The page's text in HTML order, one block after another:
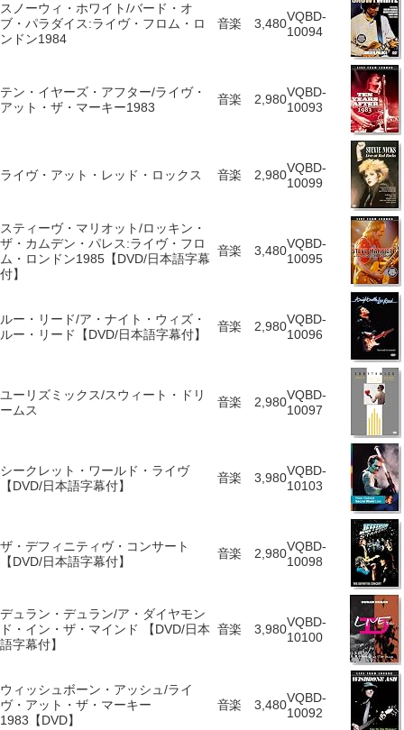
スノーウィ・ホワイト/バード・オ
ブ・パラダイス:ライヴ・フロム・ロ
ンドン1984
音楽 3,480VQBD-
10094
テン・イヤーズ・アフター/ライヴ・
アット・ザ・マーキー1983
音楽 2,980VQBD-
10093
ライヴ・アット・レッド・ロックス 音楽 2,980VQBD-
10099
スティーヴ・マリオット/ロッキン・
ザ・カムデン・パレス:ライヴ・フロ
ム・ロンドン1985【DVD/日本語字幕
付】
音楽 3,480VQBD-
10095
ルー・リード/ア・ナイト・ウィズ・
ルー・リード【DVD/日本語字幕付】
音楽 2,980VQBD-
10096
ユーリズミックス/スウィート・ドリ
ームス
音楽 2,980VQBD-
10097
シークレット・ワールド・ライヴ
【DVD/日本語字幕付】
音楽 3,980VQBD-
10103
ザ・デフィニティヴ・コンサート
【DVD/日本語字幕付】
音楽 2,980VQBD-
10098
デュラン・デュラン/ア・ダイヤモン
ド・イン・ザ・マインド 【DVD/日本
語字幕付】
音楽 3,980VQBD-
10100
ウィッシュボーン・アッシュ/ライ
ヴ・アット・ザ・マーキー
1983【DVD】
音楽 3,480VQBD-
10092